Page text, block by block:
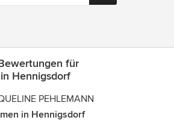
für
Hennigsdorf
PEHLEMANN
in Hennigsdorf